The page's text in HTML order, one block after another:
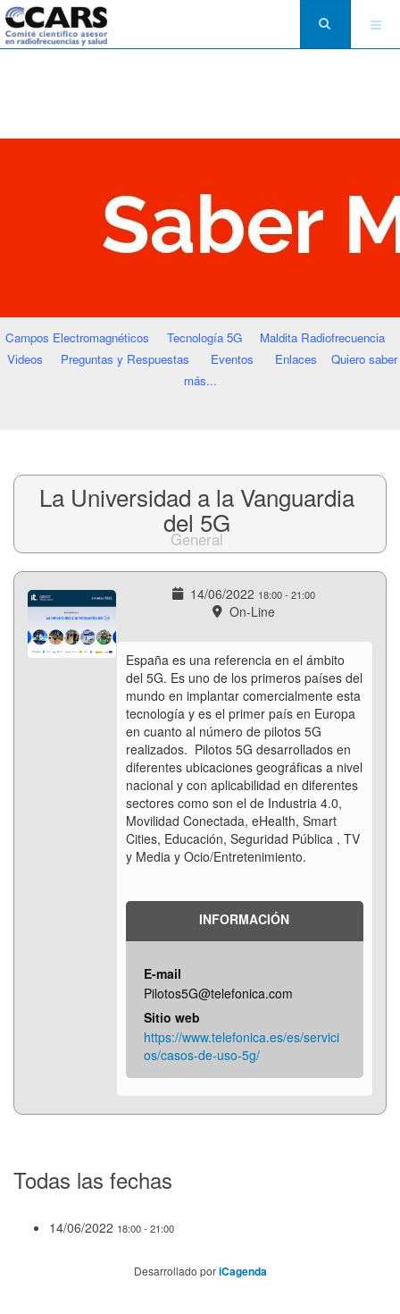
Campos Electromagnéticos Tecnología 5G
Maldita Radiofrecuencia
Videos
Preguntas y Respuestas Eventos Enlaces
Quiero saber
más...
La Universidad a la Vanguardia
del 5G
General
14/06/2022 18:00- 21:00
On-Line
España es una referencia en el ámbito
del 5G. Es uno de los primeros países del
mundo en implantar comercialmente esta
tecnología y es el primer país en Europa
en cuanto al número de pilotos 5G
realizados. Pilotos 5G desarrollados en
diferentes ubicaciones geográficas a nivel
nacional y con aplicabilidad en diferentes
sectores como son el de Industria 4.0,
Movilidad Conectada, eHealth, Smart
Cities, Educación, Seguridad Pública , TV
y Media y Ocio/Entretenimiento.
INFORMACIÓN
E-mail
Pilotos5G@telefonica.com
Sitio web
https://www.telefonica.es/es/servici
os/casos-de-uso-5g/
Todas las fechas
14/06/2022 18:00 - 21:00
Desarrollado poriCagenda